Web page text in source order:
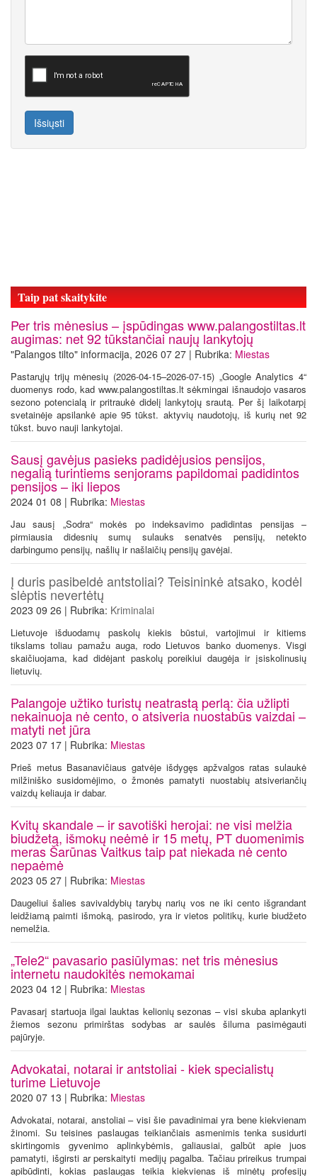
Išsiųsti
Taip pat skaitykite
Per tris mėnesius – įspūdingas www.palangostiltas.lt
augimas: net 92 tūkstančiai naujų lankytojų
"Palangos tilto" informacija, 2026 07 27 | Rubrika: Miestas
Pastarųjų trijų mėnesių (2026-04-15–2026-07-15) „Google Analytics 4“
duomenys rodo, kad www.palangostiltas.lt sėkmingai išnaudojo vasaros
sezono potencialą ir pritraukė didelį lankytojų srautą. Per šį laikotarpį
svetainėje apsilankė apie 95 tūkst. aktyvių naudotojų, iš kurių net 92
tūkst. buvo nauji lankytojai.
Sausį gavėjus pasieks padidėjusios pensijos,
negalią turintiems senjorams papildomai padidintos
pensijos – iki liepos
2024 01 08 | Rubrika: Miestas
Jau sausį „Sodra“ mokės po indeksavimo padidintas pensijas –
pirmiausia didesnių sumų sulauks senatvės pensijų, netekto
darbingumo pensijų, našlių ir našlaičių pensijų gavėjai.
Į duris pasibeldė antstoliai? Teisininkė atsako, kodėl
slėptis nevertėtų
2023 09 26 | Rubrika: Kriminalai
Lietuvoje išduodamų paskolų kiekis būstui, vartojimui ir kitiems
tikslams toliau pamažu auga, rodo Lietuvos banko duomenys. Visgi
skaičiuojama, kad didėjant paskolų poreikiui daugėja ir įsiskolinusių
lietuvių.
Palangoje užtiko turistų neatrastą perlą: čia užlipti
nekainuoja nė cento, o atsiveria nuostabūs vaizdai –
matyti net jūra
2023 07 17 | Rubrika: Miestas
Prieš metus Basanavičiaus gatvėje išdygęs apžvalgos ratas sulaukė
milžiniško susidomėjimo, o žmonės pamatyti nuostabių atsiveriančių
vaizdų keliauja ir dabar.
Kvitų skandale – ir savotiški herojai: ne visi melžia
biudžetą, išmokų neėmė ir 15 metų, PT duomenimis
meras Šarūnas Vaitkus taip pat niekada nė cento
nepaėmė
2023 05 27 | Rubrika: Miestas
Daugeliui šalies savivaldybių tarybų narių vos ne iki cento išgrandant
leidžiamą paimti išmoką, pasirodo, yra ir vietos politikų, kurie biudžeto
nemelžia.
„Tele2“ pavasario pasiūlymas: net tris mėnesius
internetu naudokitės nemokamai
2023 04 12 | Rubrika: Miestas
Pavasarį startuoja ilgai lauktas kelionių sezonas – visi skuba aplankyti
žiemos sezonu primirštas sodybas ar saulės šiluma pasimėgauti
pajūryje.
Advokatai, notarai ir antstoliai - kiek specialistų
turime Lietuvoje
2020 07 13 | Rubrika: Miestas
Advokatai, notarai, anstoliai – visi šie pavadinimai yra bene kiekvienam
žinomi. Su teisines paslaugas teikiančiais asmenimis tenka susidurti
skirtingomis gyvenimo aplinkybėmis, galiausiai, galbūt apie juos
pamatyti, išgirsti ar perskaityti medijų pagalba. Tačiau prireikus trumpai
apibūdinti, kokias paslaugas teikia kiekvienas iš minėtų profesijų